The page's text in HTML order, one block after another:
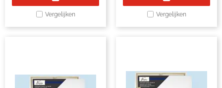
Vergelijken Vergelijken